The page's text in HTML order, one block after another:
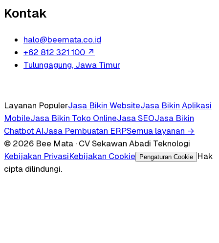
Kontak
halo@beemata.co.id
+62 812 321 100 ↗
Tulungagung, Jawa Timur
Layanan PopulerJasa Bikin WebsiteJasa Bikin Aplikasi
MobileJasa Bikin Toko OnlineJasa SEOJasa Bikin
Chatbot AIJasa Pembuatan ERPSemua layanan →
© 2026 Bee Mata · CV Sekawan Abadi Teknologi
Kebijakan PrivasiKebijakan Cookie Pengaturan Cookie
Hak
cipta dilindungi.